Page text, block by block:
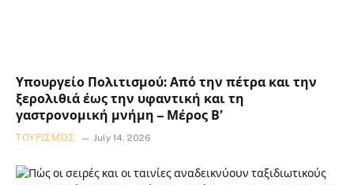
Υπουργείο Πολιτισμού: Από την πέτρα και την
ξερολιθιά έως την υφαντική και τη
γαστρονομική μνήμη – Μέρος Β’
ΤΟΥΡΙΣΜΌΣ July 14, 2026